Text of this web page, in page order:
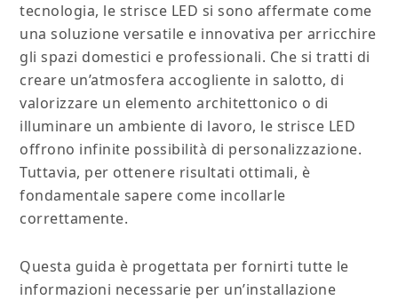
tecnologia, le strisce LED si sono affermate come
una soluzione versatile e innovativa per arricchire
gli spazi domestici e professionali. Che si tratti di
creare un’atmosfera accogliente in salotto, di
valorizzare un elemento architettonico o di
illuminare un ambiente di lavoro, le strisce LED
offrono infinite possibilità di personalizzazione.
Tuttavia, per ottenere risultati ottimali, è
fondamentale sapere come incollarle
correttamente.
Questa guida è progettata per fornirti tutte le
informazioni necessarie per un’installazione